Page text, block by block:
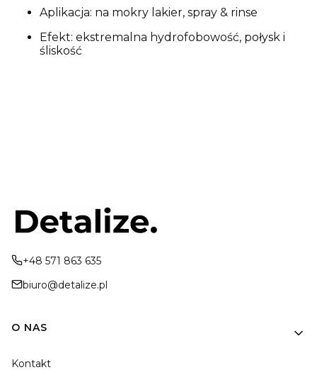
Aplikacja: na mokry lakier, spray & rinse
Efekt: ekstremalna hydrofobowość, połysk i
śliskość
+48 571 863 635
biuro@detalize.pl
Linki w stopce
O NAS
Kontakt